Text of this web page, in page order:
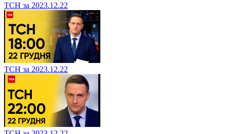
ТСН за 2023.12.22
ТСН за 2023.12.22